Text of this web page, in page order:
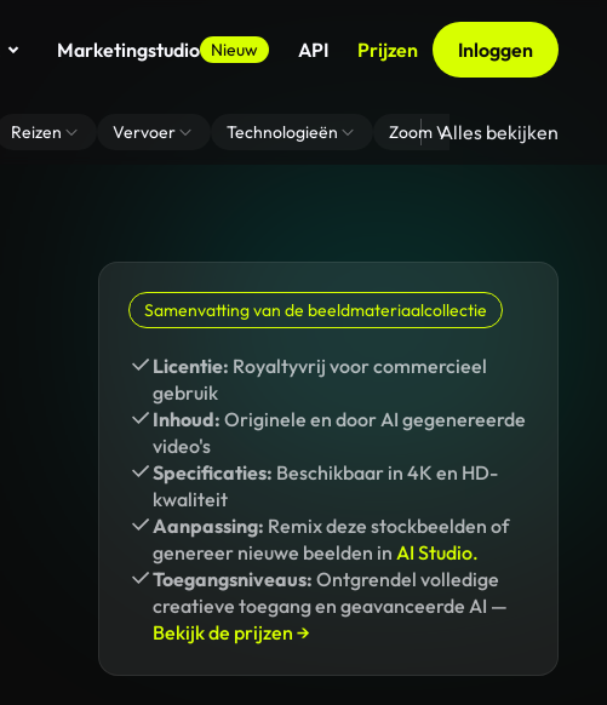
Marketingstudio Nieuw API Prijzen Inloggen
Reizen Vervoer Technologieën Zoom Virtuele
Alles bekijken
Samenvatting van de beeldmateriaalcollectie
Licentie: Royaltyvrij voor commercieel
gebruik
Inhoud: Originele en door AI gegenereerde
video's
Specificaties: Beschikbaar in 4K en HD-
kwaliteit
Aanpassing: Remix deze stockbeelden of
genereer nieuwe beelden in AI Studio.
Toegangsniveaus: Ontgrendel volledige
creatieve toegang en geavanceerde AI —
Bekijk de prijzen →